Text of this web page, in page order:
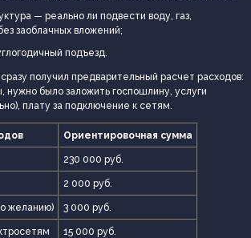
— реально ли подвести воду, газ,
заоблачных вложений;
подъезд.
сразу получил предварительный расчет расходов:
нужно было заложить госпошлину, услуги
плату за подключение к сетям.
Ориентировочная сумма
230 000 руб.
2 000 руб.
желанию) 3 000 руб.
15 000 руб.